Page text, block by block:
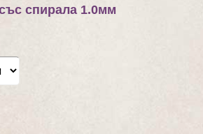
спирала 1.0мм